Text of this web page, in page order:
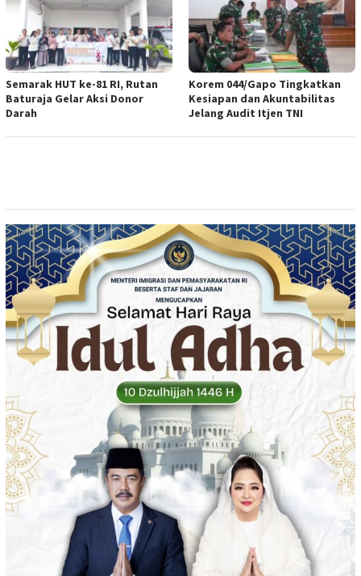
Semarak HUT ke-81 RI, Rutan
Baturaja Gelar Aksi Donor
Darah
Korem 044/Gapo Tingkatkan
Kesiapan dan Akuntabilitas
Jelang Audit Itjen TNI